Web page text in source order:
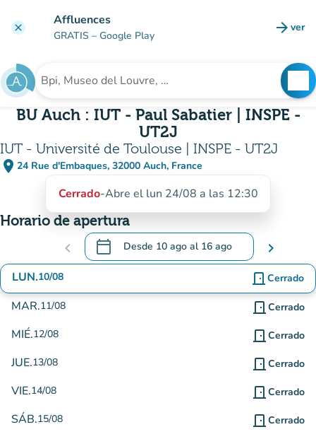
clear Affluences
GRATIS – Google Play arrow_forward ver
Buscar un establecimiento
BU Auch : IUT - Paul Sabatier | INSPE -
UT2J
IUT - Université de Toulouse | INSPE - UT2J
place 24 Rue d'Embaques, 32000 Auch, France
(abrir en Google Maps)
(nueva pestaña)
Cerrado-Abre el lun 24/08 a las 12:30
Horario de apertura
chevron_left calendar_today Desde 10 ago al16 ago
.Abra el calendario para cambiar las fechas
chevron_right
LUN.10/08 door_front Cerrado
MAR.11/08 door_front Cerrado
MIÉ.12/08 door_front Cerrado
JUE.13/08 door_front Cerrado
VIE.14/08 door_front Cerrado
SÁB.15/08 door_front Cerrado